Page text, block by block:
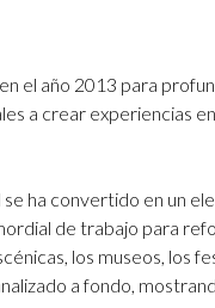
de
el año 2013 para
a crear experiencias
ha convertido en un
de trabajo para
los museos, los
a fondo,